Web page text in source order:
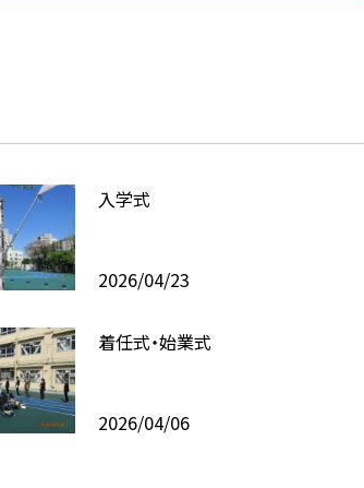
入学式
2026/04/23
着任式・始業式
2026/04/06